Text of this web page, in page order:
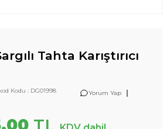
Tahta Karıştırıcı
Kodu : DG01998 Yorum Yap |
TL